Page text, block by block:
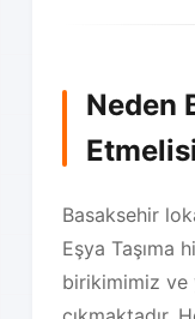
Neden
Basaksehir
Eşya Taşıma
birikimimiz ve